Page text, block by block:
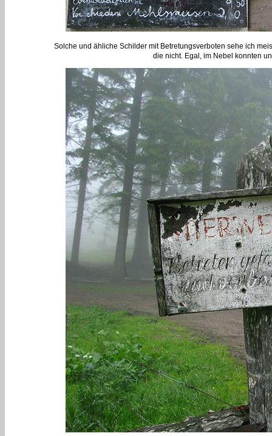
Solche und ähliche Schilder mit Betretungsverboten sehe ich
die nicht. Egal, im Nebel konnten